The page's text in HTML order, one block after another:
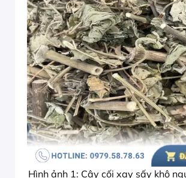
Hình ảnh 1: Cây cối xay sấy khô